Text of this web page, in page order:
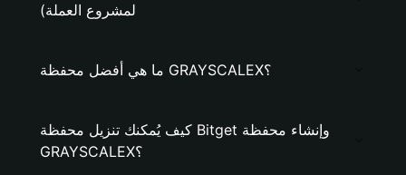
لمشروع العملة)
ما هي أفضل محفظة GRAYSCALEX؟
كيف يُمكنك تنزيل محفظة Bitget وإنشاء محفظة
GRAYSCALEX؟